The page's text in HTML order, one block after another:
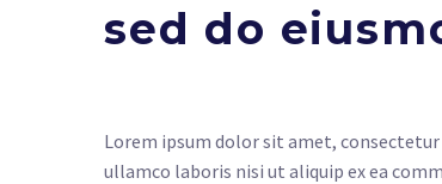
sed do
Lorem ipsum dolor sit amet,
ullamco laboris nisi ut aliquip ex ea